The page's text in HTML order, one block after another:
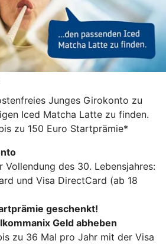
Junges Girokonto zu
Iced Matcha Latte zu finden.
zu 150 Euro Startprämie*
Vollendung des 30. Lebensjahres:
und Visa DirectCard (ab 18
geschenkt!
Geld abheben
zu 36 Mal pro Jahr mit der Visa